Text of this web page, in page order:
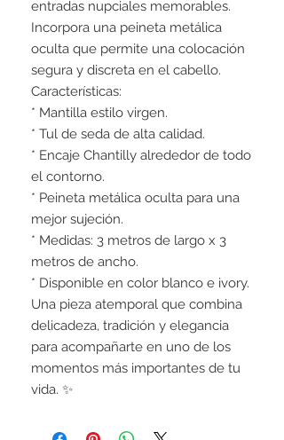
entradas nupciales memorables.
Incorpora una peineta metálica
oculta que permite una colocación
segura y discreta en el cabello.
Características:
* Mantilla estilo virgen.
* Tul de seda de alta calidad.
* Encaje Chantilly alrededor de todo
el contorno.
* Peineta metálica oculta para una
mejor sujeción.
* Medidas: 3 metros de largo x 3
metros de ancho.
* Disponible en color blanco e ivory.
Una pieza atemporal que combina
delicadeza, tradición y elegancia
para acompañarte en uno de los
momentos más importantes de tu
vida. ✨